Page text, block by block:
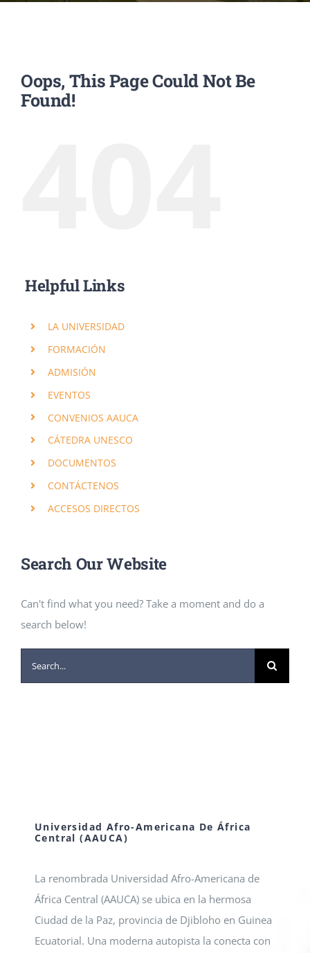
CONVENIOS AAUCA
Oops, This Page Could Not Be
Found!
Helpful Links
LA UNIVERSIDAD
FORMACIÓN
ADMISIÓN
EVENTOS
CONVENIOS AAUCA
CÁTEDRA UNESCO
DOCUMENTOS
CONTÁCTENOS
ACCESOS DIRECTOS
Search Our Website
Can't find what you need? Take a moment and do a
search below!
Universidad Afro-Americana De África
Central (AAUCA)
La renombrada Universidad Afro-Americana de
África Central (AAUCA) se ubica en la hermosa
Ciudad de la Paz, provincia de Djibloho en Guinea
Ecuatorial. Una moderna autopista la conecta con